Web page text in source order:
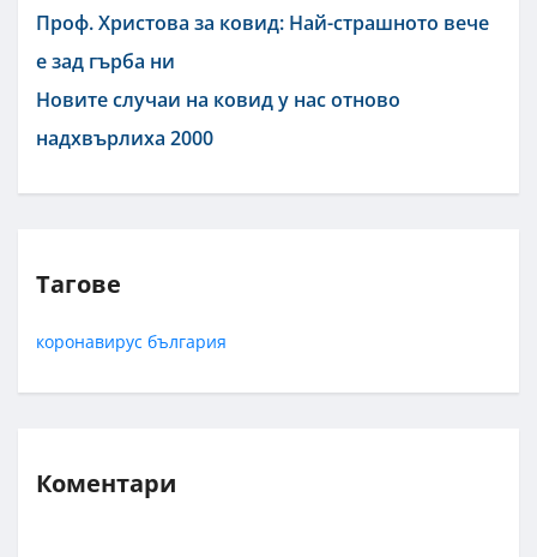
Проф. Христова за ковид: Най-страшното вече
е зад гърба ни
Новите случаи на ковид у нас отново
надхвърлиха 2000
Тагове
коронавирус българия
Коментари